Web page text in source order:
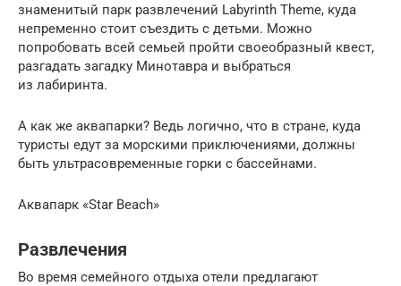
знаменитый парк развлечений Labyrinth Theme, куда
непременно стоит съездить с детьми. Можно
попробовать всей семьей пройти своеобразный квест,
разгадать загадку Минотавра и выбраться
из лабиринта.
А как же аквапарки? Ведь логично, что в стране, куда
туристы едут за морскими приключениями, должны
быть ультрасовременные горки с бассейнами.
Аквапарк «Star Beach»
Развлечения
Во время семейного отдыха отели предлагают